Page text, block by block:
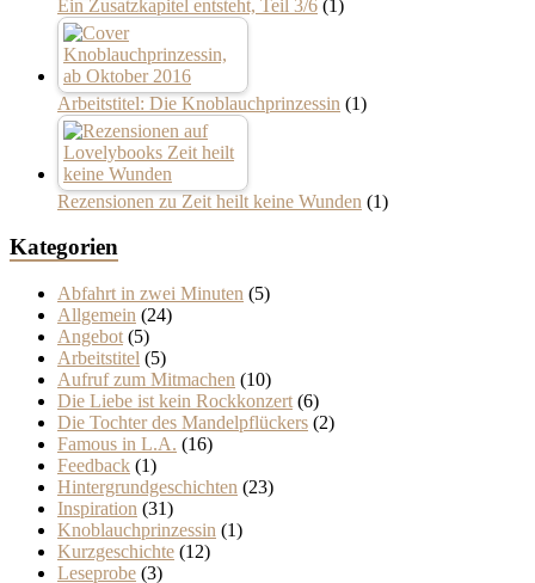
Ein Zusatzkapitel entsteht, Teil 3/6 (1)
Arbeitstitel: Die Knoblauchprinzessin (1)
Rezensionen zu Zeit heilt keine Wunden (1)
Kategorien
Abfahrt in zwei Minuten (5)
Allgemein (24)
Angebot (5)
Arbeitstitel (5)
Aufruf zum Mitmachen (10)
Die Liebe ist kein Rockkonzert (6)
Die Tochter des Mandelpflückers (2)
Famous in L.A. (16)
Feedback (1)
Hintergrundgeschichten (23)
Inspiration (31)
Knoblauchprinzessin (1)
Kurzgeschichte (12)
Leseprobe (3)